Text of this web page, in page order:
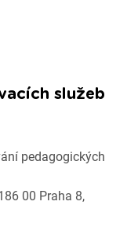
služeb
pedagogických
00 Praha 8,